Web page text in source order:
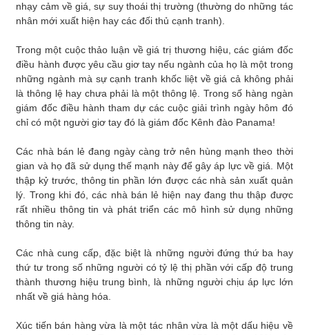
nhạy cảm về giá, sự suy thoái thị trường (thường do những tác
nhân mới xuất hiện hay các đối thủ cạnh tranh).
Trong một cuộc thảo luận về giá trị thương hiệu, các giám đốc
điều hành được yêu cầu giơ tay nếu ngành của họ là một trong
những ngành mà sự cạnh tranh khốc liệt về giá cả không phải
là thông lệ hay chưa phải là một thông lệ. Trong số hàng ngàn
giám đốc điều hành tham dự các cuộc giải trình ngày hôm đó
chỉ có một người giơ tay đó là giám đốc Kênh đào Panama!
Các nhà bán lẻ đang ngày càng trở nên hùng mạnh theo thời
gian và họ đã sử dụng thế mạnh này để gây áp lực về giá. Một
thập kỷ trước, thông tin phần lớn được các nhà sản xuất quản
lý. Trong khi đó, các nhà bán lẻ hiện nay đang thu thập được
rất nhiều thông tin và phát triển các mô hình sử dụng những
thông tin này.
Các nhà cung cấp, đặc biệt là những người đứng thứ ba hay
thứ tư trong số những người có tỷ lệ thị phần với cấp độ trung
thành thương hiệu trung bình, là những người chịu áp lực lớn
nhất về giá hàng hóa.
Xúc tiến bán hàng vừa là một tác nhân vừa là một dấu hiệu về